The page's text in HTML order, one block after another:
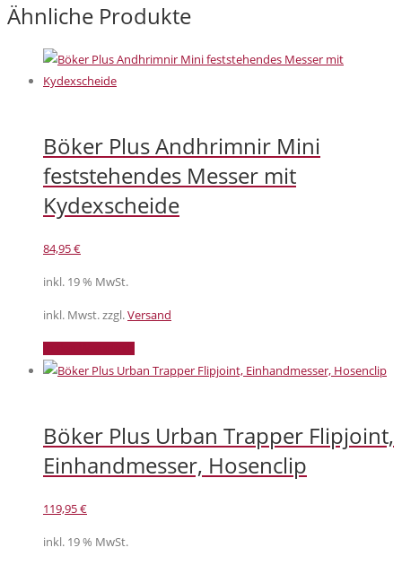
Ähnliche Produkte
Böker Plus Andhrimnir Mini
feststehendes Messer mit
Kydexscheide
84,95€
inkl. 19 % MwSt.
inkl. Mwst. zzgl.Versand
Böker Plus Urban Trapper Flipjoint,
Einhandmesser, Hosenclip
119,95€
inkl. 19 % MwSt.